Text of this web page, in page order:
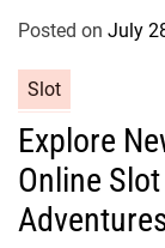
o
s
Posted on July
a
e
g
o
Slot
Explore
Online